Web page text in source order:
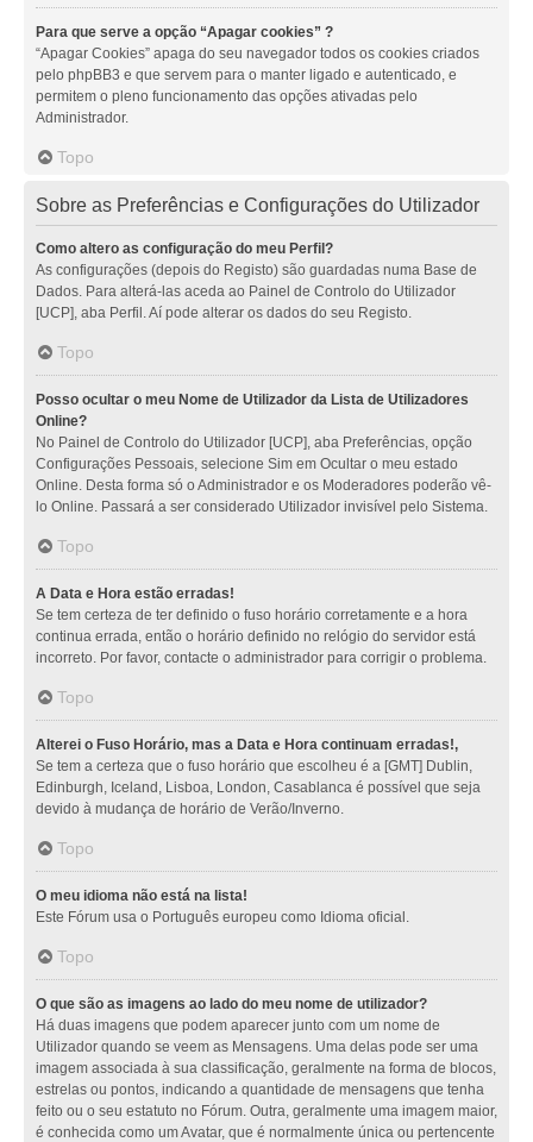
Para que serve a opção “Apagar cookies” ?
“Apagar Cookies” apaga do seu navegador todos os cookies criados
pelo phpBB3 e que servem para o manter ligado e autenticado, e
permitem o pleno funcionamento das opções ativadas pelo
Administrador.
Topo
Sobre as Preferências e Configurações do Utilizador
Como altero as configuração do meu Perfil?
As configurações (depois do Registo) são guardadas numa Base de
Dados. Para alterá-las aceda ao Painel de Controlo do Utilizador
[UCP], aba Perfil. Aí pode alterar os dados do seu Registo.
Topo
Posso ocultar o meu Nome de Utilizador da Lista de Utilizadores
Online?
No Painel de Controlo do Utilizador [UCP], aba Preferências, opção
Configurações Pessoais, selecione Sim em Ocultar o meu estado
Online. Desta forma só o Administrador e os Moderadores poderão vê-
lo Online. Passará a ser considerado Utilizador invisível pelo Sistema.
Topo
A Data e Hora estão erradas!
Se tem certeza de ter definido o fuso horário corretamente e a hora
continua errada, então o horário definido no relógio do servidor está
incorreto. Por favor, contacte o administrador para corrigir o problema.
Topo
Alterei o Fuso Horário, mas a Data e Hora continuam erradas!,
Se tem a certeza que o fuso horário que escolheu é a [GMT] Dublin,
Edinburgh, Iceland, Lisboa, London, Casablanca é possível que seja
devido à mudança de horário de Verão/Inverno.
Topo
O meu idioma não está na lista!
Este Fórum usa o Português europeu como Idioma oficial.
Topo
O que são as imagens ao lado do meu nome de utilizador?
Há duas imagens que podem aparecer junto com um nome de
Utilizador quando se veem as Mensagens. Uma delas pode ser uma
imagem associada à sua classificação, geralmente na forma de blocos,
estrelas ou pontos, indicando a quantidade de mensagens que tenha
feito ou o seu estatuto no Fórum. Outra, geralmente uma imagem maior,
é conhecida como um Avatar, que é normalmente única ou pertencente